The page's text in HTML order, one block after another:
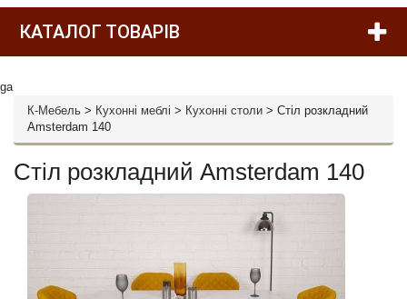
КАТАЛОГ ТОВАРІВ
ga
К-Мебель > Кухонні меблі > Кухонні столи > Стіл розкладний
Amsterdam 140
Стіл розкладний Amsterdam 140